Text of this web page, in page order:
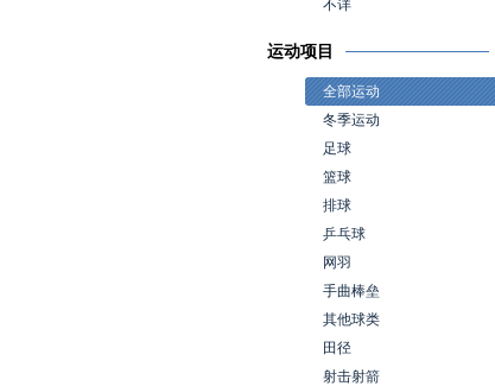
不详
运动项目
全部运动
冬季运动
足球
篮球
排球
乒乓球
网羽
手曲棒垒
其他球类
田径
射击射箭